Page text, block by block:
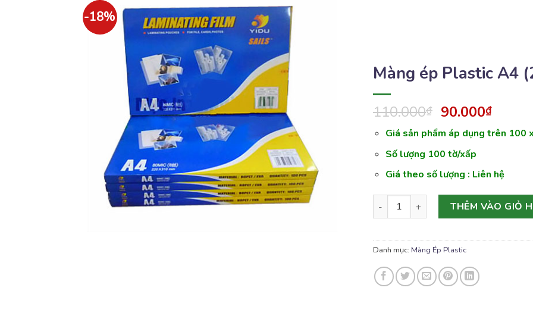
-18%
Màng ép Plastic A4
110.000₫ 90.000₫
Giá sản phẩm áp dụng trên 100
Số lượng 100 tờ/xấp
Giá theo số lượng : Liên hệ
Màng ép Plastic A4 (22*31) – 80mic số
THÊM VÀO GIỎ
Danh mục: Màng Ép Plastic